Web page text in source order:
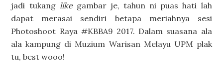
jadi tukang likegambar je, tahun ni puas hati lah
dapat merasai sendiri betapa meriahnya sesi
Photoshoot Raya #KBBA9 2017. Dalam suasana ala
ala kampung di Muzium Warisan Melayu UPM plak
tu, best wooo!